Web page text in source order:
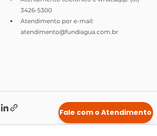
3426-5300
Atendimento por e-mail:
atendimento@fundiagua.com.br